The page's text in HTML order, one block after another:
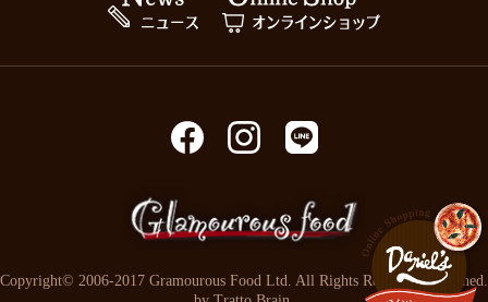
Copyright© 2006-2017 Gramourous Food Ltd. All Rights Reserved. Designed.